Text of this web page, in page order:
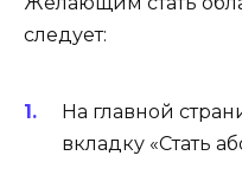
следует:
На главной
вкладку «Стать